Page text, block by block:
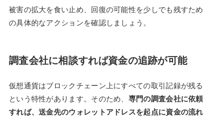
被害の拡大を食い止め、回復の可能性を少しでも残すため
の具体的なアクションを確認しましょう。
調査会社に相談すれば資金の追跡が可能
仮想通貨はブロックチェーン上にすべての取引記録が残る
という特性があります。そのため、 専門の調査会社に依頼
すれば、送金先のウォレットアドレスを起点に資金の流れ